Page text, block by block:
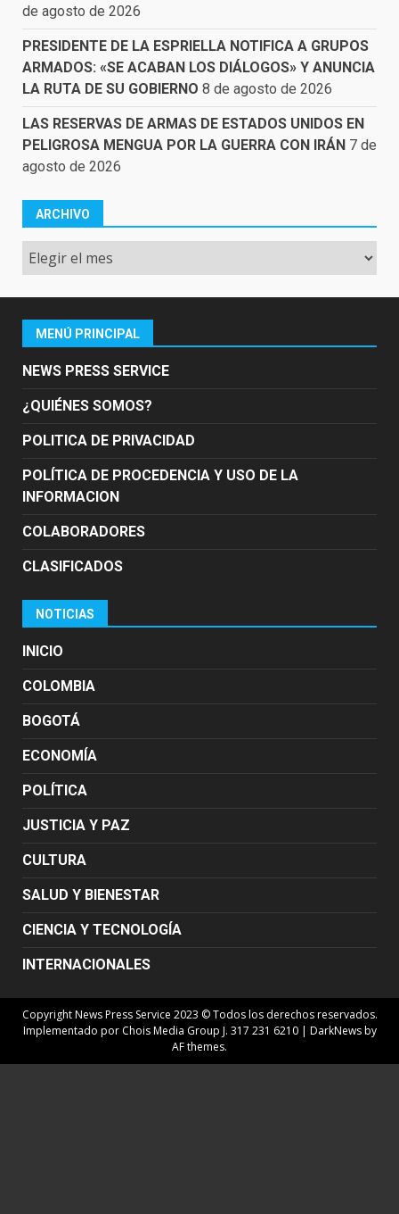
de agosto de 2026
PRESIDENTE DE LA ESPRIELLA NOTIFICA A GRUPOS
ARMADOS: «SE ACABAN LOS DIÁLOGOS» Y ANUNCIA
LA RUTA DE SU GOBIERNO 8 de agosto de 2026
LAS RESERVAS DE ARMAS DE ESTADOS UNIDOS EN
PELIGROSA MENGUA POR LA GUERRA CON IRÁN 7 de
agosto de 2026
ARCHIVO
Archivo
MENÚ PRINCIPAL
NEWS PRESS SERVICE
¿QUIÉNES SOMOS?
POLITICA DE PRIVACIDAD
POLÍTICA DE PROCEDENCIA Y USO DE LA
INFORMACION
COLABORADORES
CLASIFICADOS
NOTICIAS
INICIO
COLOMBIA
BOGOTÁ
ECONOMÍA
POLÍTICA
JUSTICIA Y PAZ
CULTURA
SALUD Y BIENESTAR
CIENCIA Y TECNOLOGÍA
INTERNACIONALES
Copyright News Press Service 2023 © Todos los derechos reservados.
Implementado por Chois Media Group J. 317 231 6210 | DarkNewsby
AF themes.